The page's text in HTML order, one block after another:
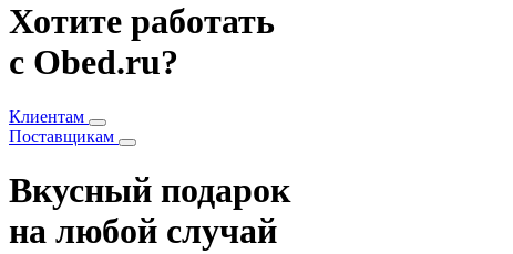
Хотите работать
с Obed.ru?
Клиентам
Поставщикам
Вкусный подарок
на любой случай